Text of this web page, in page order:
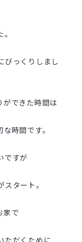
びっくりしまし
できた時間は
時間です。
ですが
タート。
家で
ただくために